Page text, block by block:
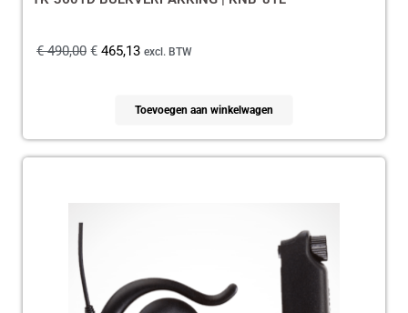
€490,00 € 465,13 excl. BTW
Toevoegen aan winkelwagen